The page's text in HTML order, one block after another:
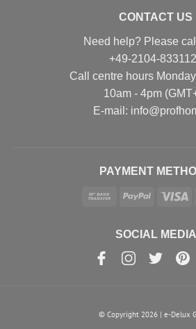
CONTACT US
Need help? Please
+49-2104-
Call centre hours
10am - 4pm
Е-mail:
PAYMENT
SOCIAL MEDIA
© Copyright 2026 | e-Delux